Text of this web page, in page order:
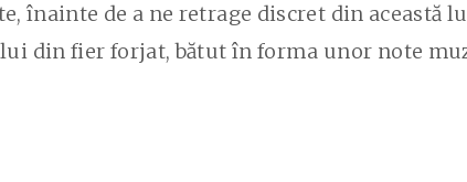
înainte de a ne retrage discret din această
din fier forjat, bătut în forma unor note